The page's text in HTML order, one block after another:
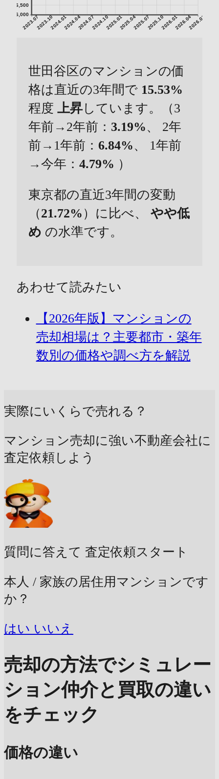
2023.072023.102024.012024.042024.072024.102025.012025.042025.072025.102026.012026.042026.07
6,000
6,500
世田谷区のマンションの価
格は直近の3年間で 15.53%
程度 上昇しています。（3
年前→2年前： 3.19%、 2年
前→1年前： 6.84%、 1年前
→今年： 4.79% ）
東京都の直近3年間の変動
（21.72% ）に比べ、
やや低
め の水準です。
あわせて読みたい
【2026年版】マンションの
売却相場は？主要都市・築年
数別の価格や調べ方を解説
実際にいくらで売れる？
マンション売却に強い不動産会社に
査定依頼しよう
質問に答えて 査定依頼スタート
本人 / 家族の居住用マンションです
か？
はい いいえ
売却の方法でシミュレー
ション仲介と買取の違い
をチェック
価格の違い